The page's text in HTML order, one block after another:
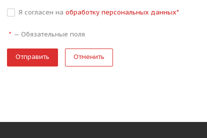
Я согласен наобработку персональных данных*
* —Обязательные поля
Отменить